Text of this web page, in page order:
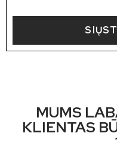
MUMS
KLIENTAS